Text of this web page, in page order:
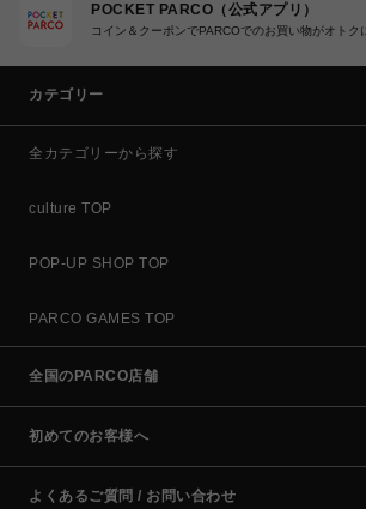
POCKET PARCO（公式アプリ）
コイン＆クーポンでPARCOでのお買い物がオトク
カテゴリー
全カテゴリーから探す
culture TOP
POP-UP SHOP TOP
PARCO GAMES TOP
全国のPARCO店舗
初めてのお客様へ
よくあるご質問 / お問い合わせ